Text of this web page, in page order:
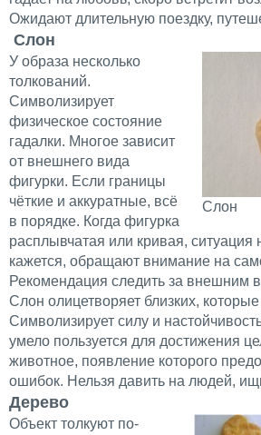
Ожидают длительную поездку,
Слон
Слон
У образа несколько
толкований.
Символизирует
физическое состояние
гадалки. Многое зависит
от внешнего вида
фигурки. Если границы
чёткие и аккуратные, всё
в порядке. Когда фигурка
расплывчатая или кривая, ситуация
кажется, обращают внимание на
Рекомендация следить за внешним
Слон олицетворяет близких,
Символизирует силу и
умело пользуется для достижения
животное, появление которого
ошибок. Нельзя давить на людей,
Дерево
Объект толкуют по-